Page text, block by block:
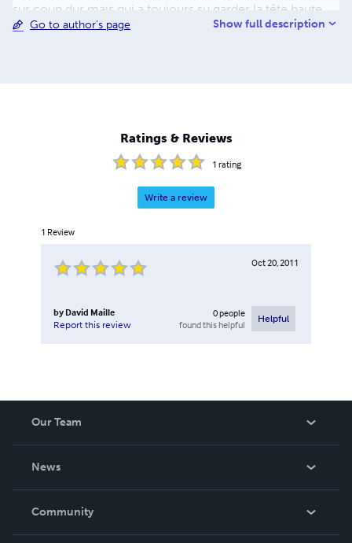
sur coup dur mais qui a toujours su garder la tête haute.
Go to author's page Show full description
Ratings & Reviews
1 rating
Write a review
1 Review
Oct 20, 2011
by David Maille
Report this review
0people
found this helpful
Helpful
Our Team
News
In The News
Community